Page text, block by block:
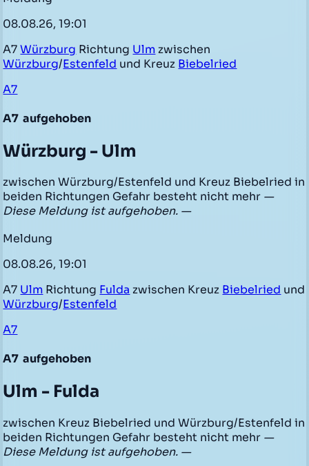
08.08.26, 19:01
A7Würzburg Richtung Ulm zwischen
Würzburg/Estenfeld und Kreuz Biebelried
A7
A7 aufgehoben
Würzburg - Ulm
zwischen Würzburg/Estenfeld und Kreuz Biebelried in
beiden Richtungen Gefahr besteht nicht mehr —
Diese Meldung ist aufgehoben. —
Meldung
08.08.26, 19:01
A7 Ulm Richtung Fulda zwischen Kreuz Biebelried und
Würzburg/Estenfeld
A7
A7 aufgehoben
Ulm - Fulda
zwischen Kreuz Biebelried und Würzburg/Estenfeld in
beiden Richtungen Gefahr besteht nicht mehr —
Diese Meldung ist aufgehoben. —